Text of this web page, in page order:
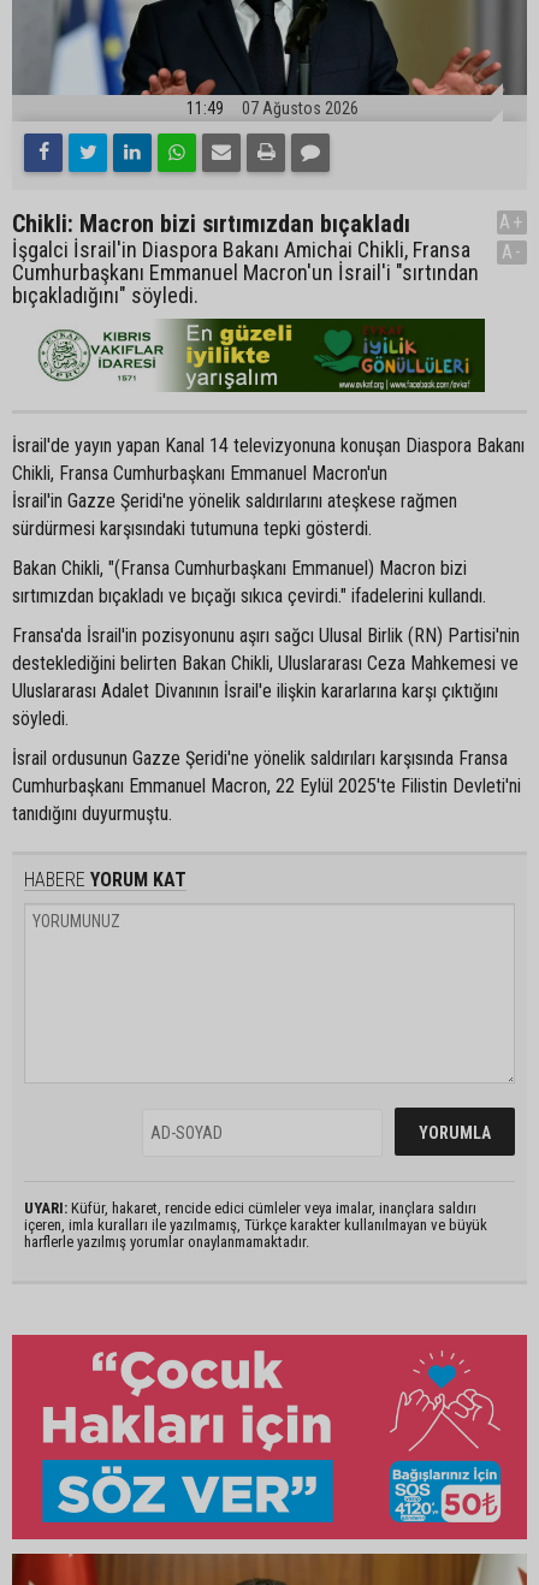
11:49 07 Ağustos 2026
Chikli: Macron bizi sırtımızdan bıçakladı
İşgalci İsrail'in Diaspora Bakanı Amichai Chikli, Fransa
Cumhurbaşkanı Emmanuel Macron'un İsrail'i "sırtından
bıçakladığını" söyledi.
A+
A-
İsrail'de yayın yapan Kanal 14 televizyonuna konuşan Diaspora Bakanı
Chikli, Fransa Cumhurbaşkanı Emmanuel Macron'un
İsrail'in Gazze Şeridi'ne yönelik saldırılarını ateşkese rağmen
sürdürmesi karşısındaki tutumuna tepki gösterdi.
Bakan Chikli, "(Fransa Cumhurbaşkanı Emmanuel) Macron bizi
sırtımızdan bıçakladı ve bıçağı sıkıca çevirdi." ifadelerini kullandı.
Fransa'da İsrail'in pozisyonunu aşırı sağcı Ulusal Birlik (RN) Partisi'nin
desteklediğini belirten Bakan Chikli, Uluslararası Ceza Mahkemesi ve
Uluslararası Adalet Divanının İsrail'e ilişkin kararlarına karşı çıktığını
söyledi.
İsrail ordusunun Gazze Şeridi'ne yönelik saldırıları karşısında Fransa
Cumhurbaşkanı Emmanuel Macron, 22 Eylül 2025'te Filistin Devleti'ni
tanıdığını duyurmuştu.
HABERE YORUM KAT
UYARI: Küfür, hakaret, rencide edici cümleler veya imalar, inançlara saldırı
içeren, imla kuralları ile yazılmamış, Türkçe karakter kullanılmayan ve büyük
harflerle yazılmış yorumlar onaylanmamaktadır.